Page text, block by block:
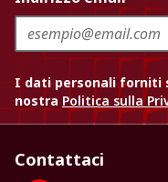
I dati personali forniti
nostra Politica sulla
Contattaci